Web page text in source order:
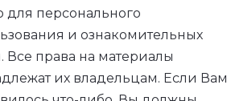
для персонального
и ознакомительных
Все права на материалы
их владельцам. Если Вам